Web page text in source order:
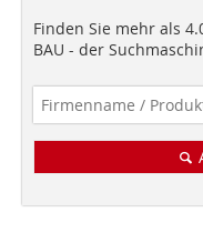
Finden Sie mehr als
BAU - der